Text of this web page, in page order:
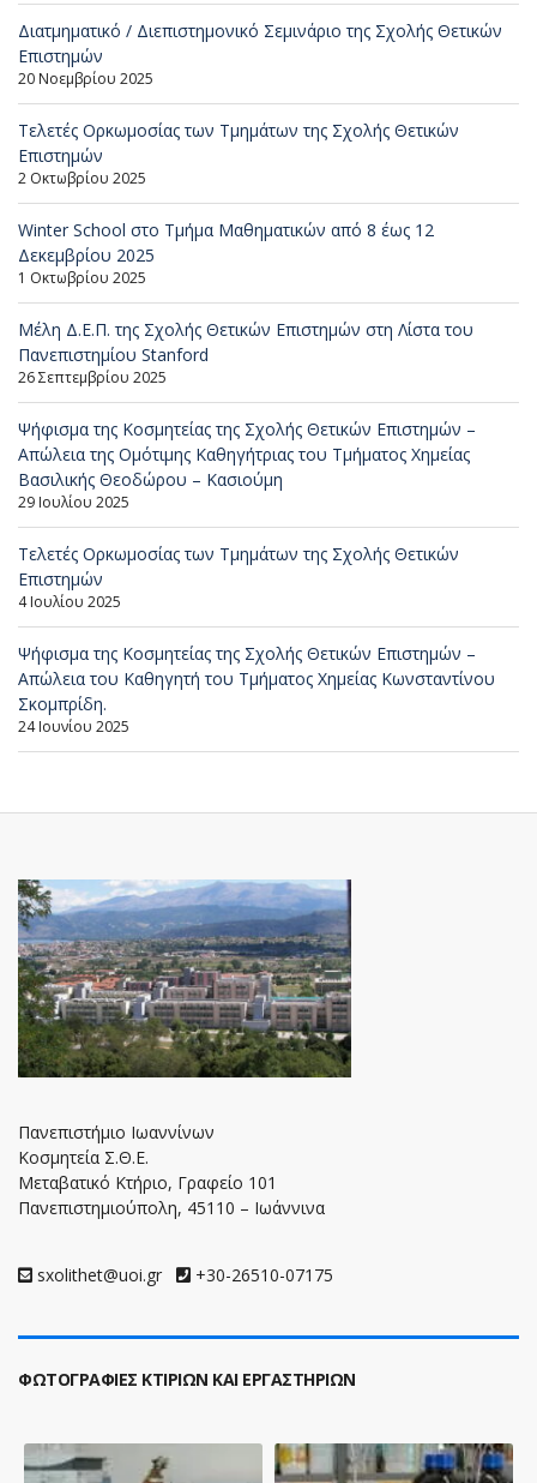
Διατμηματικό / Διεπιστημονικό Σεμινάριο της Σχολής Θετικών
Επιστημών
20 Νοεμβρίου 2025
Τελετές Ορκωμοσίας των Τμημάτων της Σχολής Θετικών
Επιστημών
2 Οκτωβρίου 2025
Winter School στο Τμήμα Μαθηματικών από 8 έως 12
Δεκεμβρίου 2025
1 Οκτωβρίου 2025
Μέλη Δ.Ε.Π. της Σχολής Θετικών Επιστημών στη Λίστα του
Πανεπιστημίου Stanford
26 Σεπτεμβρίου 2025
Ψήφισμα της Κοσμητείας της Σχολής Θετικών Επιστημών –
Απώλεια της Ομότιμης Καθηγήτριας του Τμήματος Χημείας
Βασιλικής Θεοδώρου – Κασιούμη
29 Ιουλίου 2025
Τελετές Ορκωμοσίας των Τμημάτων της Σχολής Θετικών
Επιστημών
4 Ιουλίου 2025
Ψήφισμα της Κοσμητείας της Σχολής Θετικών Επιστημών –
Απώλεια του Καθηγητή του Τμήματος Χημείας Κωνσταντίνου
Σκομπρίδη.
24 Ιουνίου 2025
Πανεπιστήμιο Ιωαννίνων
Κοσμητεία Σ.Θ.Ε.
Μεταβατικό Κτήριο, Γραφείο 101
Πανεπιστημιούπολη, 45110 – Ιωάννινα
sxolithet@uoi.gr +30-26510-07175
ΦΩΤΟΓΡΑΦΙΕΣ ΚΤΙΡΙΩΝ ΚΑΙ ΕΡΓΑΣΤΗΡΙΩΝ